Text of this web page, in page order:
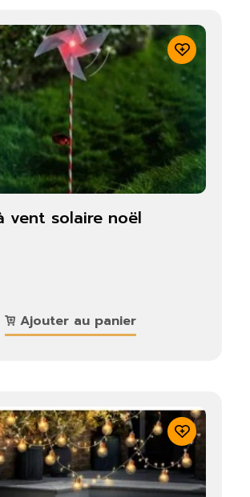
à vent solaire noël
Ajouter au panier